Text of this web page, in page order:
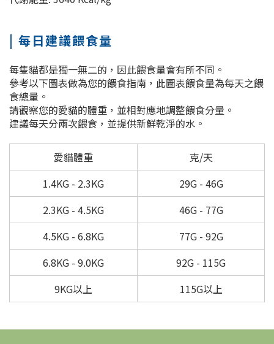
| 每日建議餵食量
每隻貓都是獨一無二的，因此餵食量會有所不同。
參考以下圖表做為您的餵食指南，此圖表餵食量為每天之餵
食總量。
請觀察您的愛貓的體重，並相對應地調整餵食分量。
建議每天分兩次餵食，並提供新鮮乾淨的水。
愛貓體重
克/天
1.4KG - 2.3KG
29G - 46G
2.3KG - 4.5KG
46G - 77G
4.5KG - 6.8KG
77G - 92G
6.8KG - 9.0KG
92G - 115G
9KG以上 115G以上